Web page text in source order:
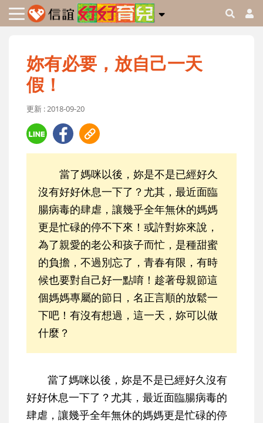
妳有必要，放自己一天
假！
更新 : 2018-09-20
當了媽咪以後，妳是不是已經好久
沒有好好休息一下了？尤其，最近面臨
腸病毒的肆虐，讓幾乎全年無休的媽媽
更是忙碌的停不下來！或許對妳來說，
為了親愛的老公和孩子而忙，是種甜蜜
的負擔，不過別忘了，青春有限，有時
候也要對自己好一點唷！趁著母親節這
個媽媽專屬的節日，名正言順的放鬆一
下吧！有沒有想過，這一天，妳可以做
什麼？
當了媽咪以後，妳是不是已經好久沒有
好好休息一下了？尤其，最近面臨腸病毒的
肆虐，讓幾乎全年無休的媽媽更是忙碌的停